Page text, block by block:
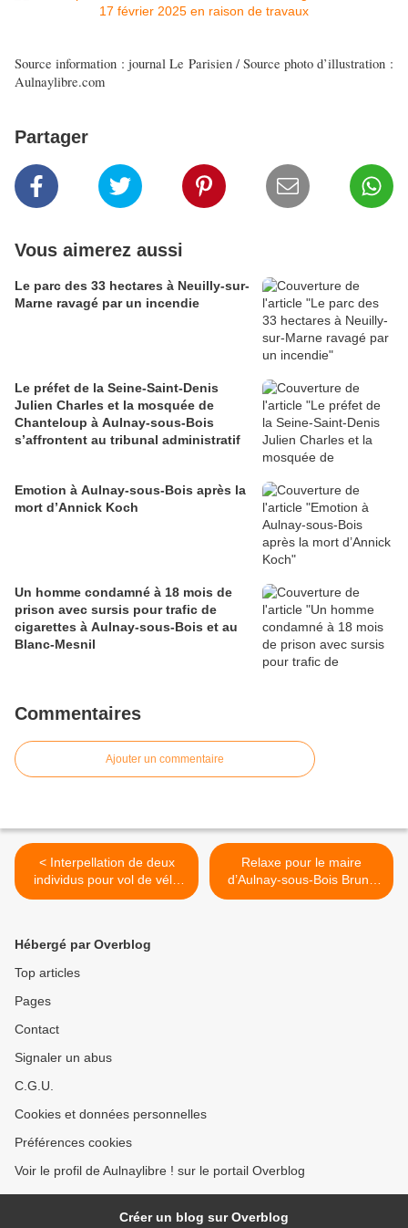
Source information : journal Le Parisien / Source photo d’illustration :
Aulnaylibre.com
Partager
Vous aimerez aussi
Le parc des 33 hectares à Neuilly-sur-
Marne ravagé par un incendie
Le préfet de la Seine-Saint-Denis
Julien Charles et la mosquée de
Chanteloup à Aulnay-sous-Bois
s’affrontent au tribunal administratif
Emotion à Aulnay-sous-Bois après la
mort d’Annick Koch
Un homme condamné à 18 mois de
prison avec sursis pour trafic de
cigarettes à Aulnay-sous-Bois et au
Blanc-Mesnil
Commentaires
Ajouter un commentaire
< Interpellation de deux
individus pour vol de vélo
grâce à la vidéo protection
Relaxe pour le maire
d’Aulnay-sous-Bois Bruno
Beschizza face à Hervé
Hébergé par Overblog
Top articles
Pages
Contact
Signaler un abus
C.G.U.
Cookies et données personnelles
Préférences cookies
Voir le profil de Aulnaylibre ! sur le portail Overblog
Créer un blog sur Overblog